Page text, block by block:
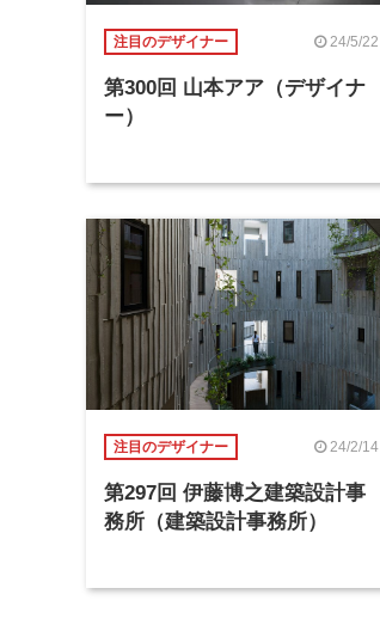
注目のデザイナー 24/5/22
第300回 山本アア（デザイナ
ー）
注目のデザイナー 24/2/14
第297回 伊藤博之建築設計事
務所（建築設計事務所）